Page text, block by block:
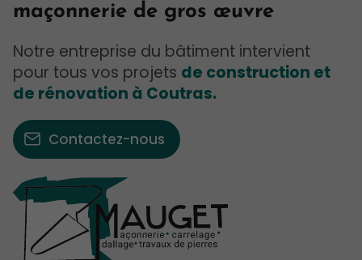
maçonnerie de gros œuvre
Notre entreprise du bâtiment intervient
pour tous vos projets de construction et
de rénovation à Coutras.
Contactez-nous